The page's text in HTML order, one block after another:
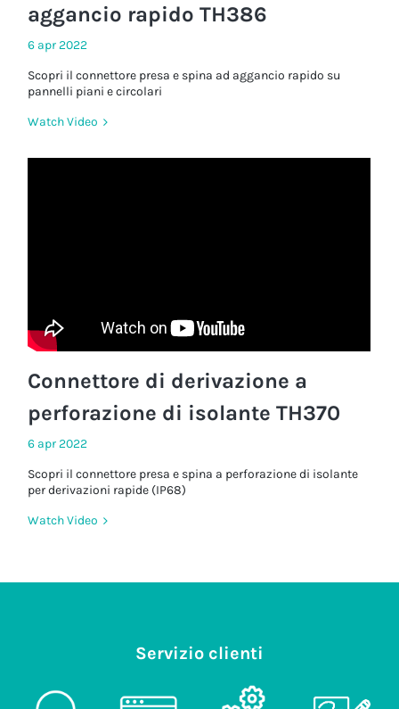
aggancio rapido TH386
6 apr 2022
Scopri il connettore presa e spina ad aggancio rapido su
pannelli piani e circolari
Watch Video
Connettore di derivazione a
perforazione di isolante TH370
6 apr 2022
Scopri il connettore presa e spina a perforazione di isolante
per derivazioni rapide (IP68)
Watch Video
Servizio clienti